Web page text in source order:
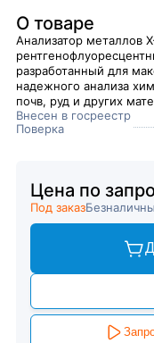
О товаре
Анализатор металлов
разработанный для
надежного анализа
почв, руд и других
Внесен в госреестр
Поверка
Цена по
Под заказ